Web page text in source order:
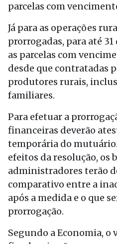
parcelas com
Já para as operações
prorrogadas, para até 31
as parcelas com
desde que contratadas
produtores rurais,
familiares.
Para efetuar a
financeiras deverão
temporária do
efeitos da resolução, os
administradores terão
comparativo entre a
após a medida e o que
prorrogação.
Segundo a Economia,